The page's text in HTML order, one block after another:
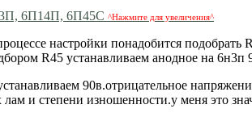
^Нажмите для увеличения^
настройки понадобится подобрать
R45 устанавливаем анодное на 6н3п
90в.отрицательное
и степени изношенности.у меня это